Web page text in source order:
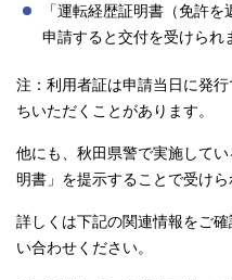
「運転経歴証明書（免許
申請すると交付を受けられ
注：利用者証は申請当日に発
ちいただくことがあります。
他にも、秋田県警で実施して
明書」を提示することで受けら
詳しくは下記の関連情報をご
い合わせください。